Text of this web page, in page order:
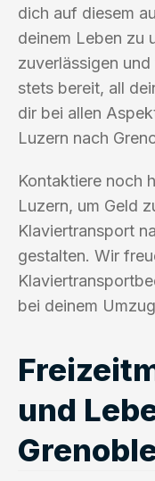
dich auf diesem
deinem Leben zu
zuverlässigen
stets bereit, all
dir bei allen
Luzern nach
Kontaktiere noch
Luzern, um Geld
Klaviertransport
gestalten. Wir
bei deinem
und